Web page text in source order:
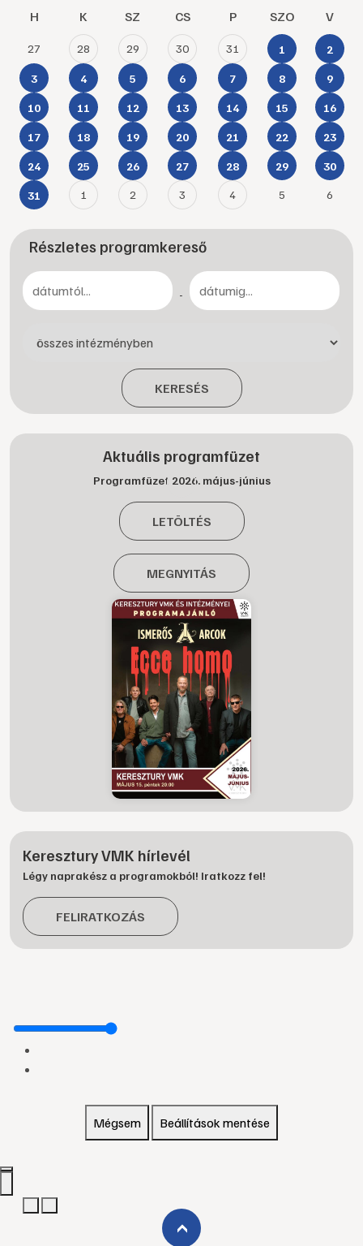
H K SZ CS P SZO V
27 28 29 30 31 1 2
3 4 5 6 7 8 9
10 11 12 13 14 15 16
17 18 19 20 21 22 23
24 25 26 27 28 29 30
31 1 2 3 4 5 6
Részletes programkereső
-
KERESÉS
Aktuális programfüzet
Programfüzet 2026. május-június
LETÖLTÉS
MEGNYITÁS
Keresztury VMK hírlevél
Légy naprakész a programokból! Iratkozz fel!
FELIRATKOZÁS
Mégsem Beállítások mentése
›